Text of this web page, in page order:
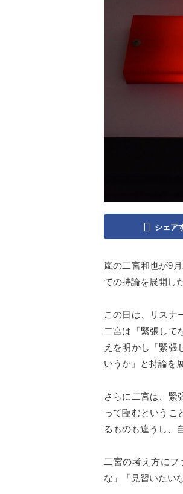
シェア
嵐の二宮和也が9
ての持論を展開した
この日は、リスナ
二宮は「緊張して
えを明かし「緊張
いうか」と持論を
さらに二宮は、緊
って臨むというこ
るものも違うし、
二宮の考え方に
な」「見習いたい